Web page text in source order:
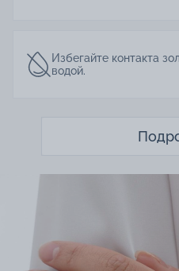
Избегайте контакта
водой.